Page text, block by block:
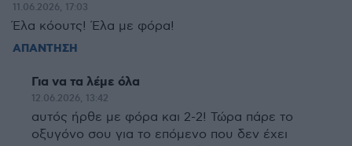
11.06.2026, 17:03
Έλα κόουτς! Έλα με φόρα!
ΑΠΑΝΤΗΣΗ
Για να τα λέμε όλα
12.06.2026, 13:42
αυτός ήρθε με φόρα και 2-2! Τώρα πάρε το
οξυγόνο σου για το επόμενο που δεν έχει